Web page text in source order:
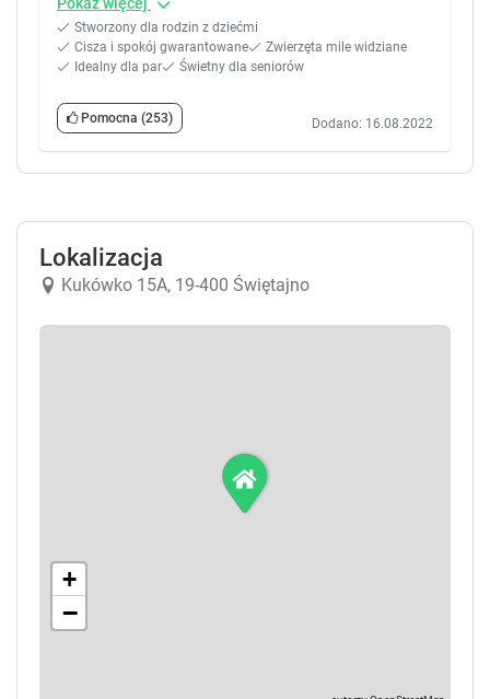
Stworzony dla rodzin z dziećmi
Cisza i spokój gwarantowane
Zwierzęta mile widziane
Idealny dla par
Świetny dla seniorów
Pomocna (253) Dodano: 16.08.2022
Lokalizacja
Kukówko 15A, 19-400 Świętajno
+
−